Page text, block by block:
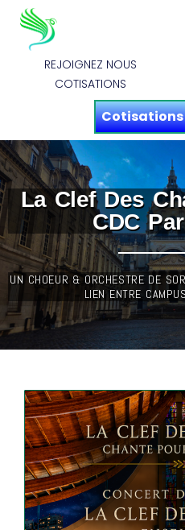
REJOIGNEZ NOUS
COTISATIONS
Cotisations
La Clef Des
CDC
UN CHOEUR & ORCHESTRE DE
LIEN ENTRE